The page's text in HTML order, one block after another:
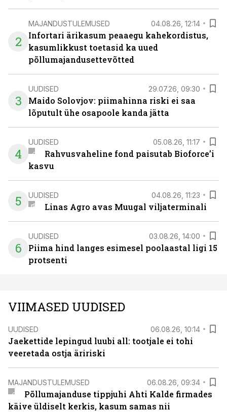
2
MAJANDUSTULEMUSED 04.08.26, 12:14
Infortari ärikasum peaaegu kahekordistus,
kasumlikkust toetasid ka uued
põllumajandusettevõtted
3
UUDISED 29.07.26, 09:30
Maido Solovjov: piimahinna riski ei saa
lõputult ühe osapoole kanda jätta
4
UUDISED 05.08.26, 11:17
Rahvusvaheline fond paisutab Bioforce’i
kasvu
5 UUDISED 04.08.26, 11:23
Linas Agro avas Muugal viljaterminali
6
UUDISED 03.08.26, 14:00
Piima hind langes esimesel poolaastal ligi 15
protsenti
VIIMASED UUDISED
UUDISED 06.08.26, 10:14
Jaekettide lepingud luubi all: tootjale ei tohi
veeretada ostja äririski
MAJANDUSTULEMUSED 06.08.26, 09:34
Põllumajanduse tippjuhi Ahti Kalde firmades
käive üldiselt kerkis, kasum samas nii